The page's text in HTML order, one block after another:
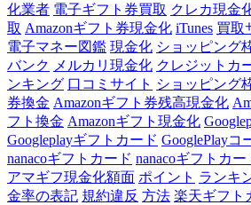
化業者 電子ギフト券買取 クレカ現金
取 Amazonギフト券現金化 iTunes 買取
電子マネー図鑑 現金化 ショッピング
バンク メルカリ現金化 クレジットカ
ンキング 口コミサイト ショッピング
券換金 Amazonギフト券残高現金化
フト換金 Amazonギフト現金化
Googleplayギフトカード GooglePlayコ
nanacoギフトカード nanacoギフトカー
アマギフ現金化額面 ポイント ランキ
金率の表記 規約違反 方法 楽天ギフト